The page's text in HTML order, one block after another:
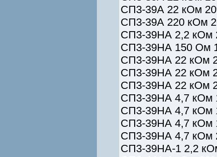
СП3-39А 22 кОм
СП3-39А 220 кОм
СП3-39НА 2,2 кОм
СП3-39НА 150 Ом
СП3-39НА 22 кОм
СП3-39НА 22 кОм
СП3-39НА 22 кОм
СП3-39НА 4,7 кОм
СП3-39НА 4,7 кОм
СП3-39НА 4,7 кОм
СП3-39НА 4,7 кОм
СП3-39НА-1 2,2